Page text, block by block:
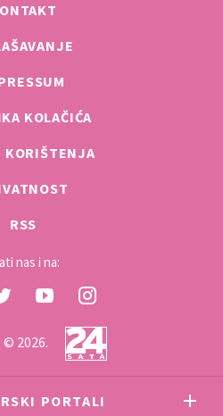
KOLAČIĆA
KORIŠTENJA
RSS
nas i na:
2026.
PORTALI